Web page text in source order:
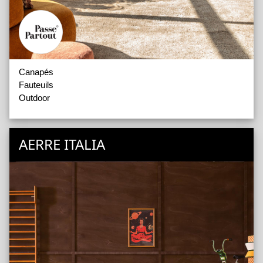
Canapés
Fauteuils
Outdoor
AERRE ITALIA